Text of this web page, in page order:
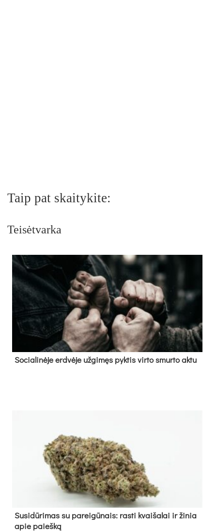
Taip pat skaitykite:
Teisėtvarka
So­cia­li­nė­je erd­vė­je už­gi­męs pyk­tis vir­to smur­to ak­tu
Su­si­dū­ri­mas su pa­rei­gū­nais: ras­ti kvai­ša­lai ir ži­nia
apie paieš­ką